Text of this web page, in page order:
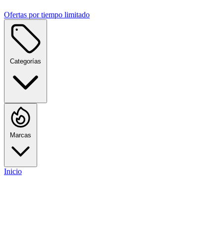
Ofertas por tiempo limitado
Categorías
Marcas
Inicio